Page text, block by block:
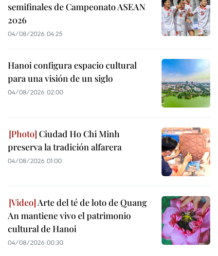
semifinales de Campeonato ASEAN
2026
04/08/2026 04:25
Hanoi configura espacio cultural
para una visión de un siglo
04/08/2026 02:00
Ciudad Ho Chi Minh
preserva la tradición alfarera
04/08/2026 01:00
Arte del té de loto de Quang
An mantiene vivo el patrimonio
cultural de Hanoi
04/08/2026 00:30